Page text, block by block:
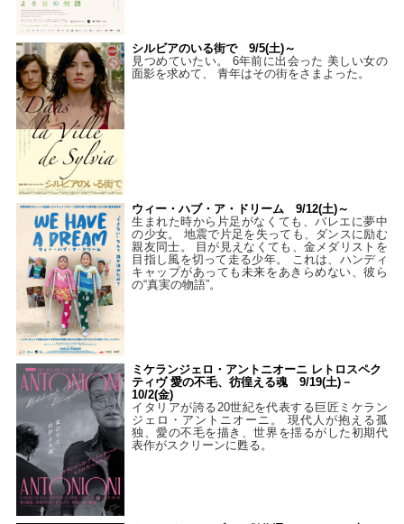
シルビアのいる街で 9/5(土)～
見つめていたい。 6年前に出会った 美しい女の
面影を求めて、 青年はその街をさまよった。
ウィー・ハブ・ア・ドリーム 9/12(土)～
生まれた時から片足がなくても、バレエに夢中
の少女。 地震で片足を失っても、ダンスに励む
親友同士。 目が見えなくても、金メダリストを
目指し風を切って走る少年。 これは、ハンディ
キャップがあっても未来をあきらめない、彼ら
の“真実の物語”。
ミケランジェロ・アントニオーニ レトロスペク
ティヴ 愛の不毛、彷徨える魂 9/19(土)－
10/2(金)
イタリアが誇る20世紀を代表する巨匠ミケラン
ジェロ・アントニオーニ。 現代人が抱える孤
独、愛の不毛を描き、世界を揺るがした初期代
表作がスクリーンに甦る。